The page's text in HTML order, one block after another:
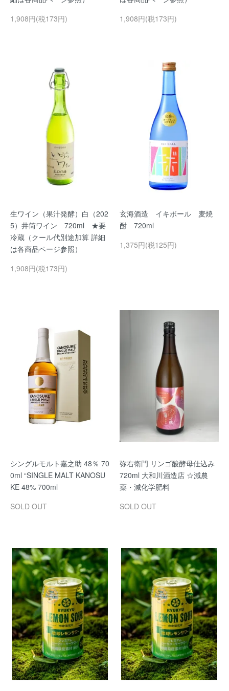
1,908円(税173円)
1,908円(税173円)
生ワイン（果汁発酵）白（202
5）井筒ワイン 720ml ★要
冷蔵（クール代別途加算 詳細
は各商品ページ参照）
1,908円(税173円)
玄海酒造 イキボール 麦焼
酎 720ml
1,375円(税125円)
シングルモルト嘉之助 48％ 70
0ml “SINGLE MALT KANOSU
KE 48% 700ml
SOLD OUT
弥右衛門 リンゴ酸酵母仕込み
720ml 大和川酒造店 ☆減農
薬・減化学肥料
SOLD OUT